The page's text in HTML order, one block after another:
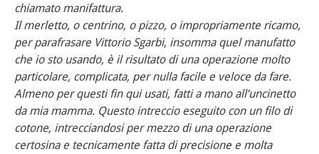
chiamato manifattura.
Il merletto, o centrino, o pizzo, o impropriamente ricamo,
per parafrasare Vittorio Sgarbi, insomma quel manufatto
che io sto usando, è il risultato di una operazione molto
particolare, complicata, per nulla facile e veloce da fare.
Almeno per questi fin qui usati, fatti a mano all’uncinetto
da mia mamma. Questo intreccio eseguito con un filo di
cotone, intrecciandosi per mezzo di una operazione
certosina e tecnicamente fatta di precisione e molta